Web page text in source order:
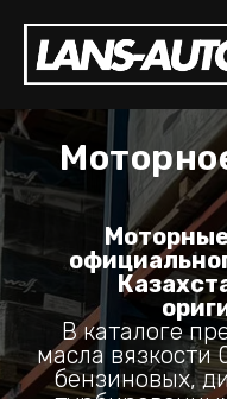
В каталоге
масла вязкости
бензиновых,